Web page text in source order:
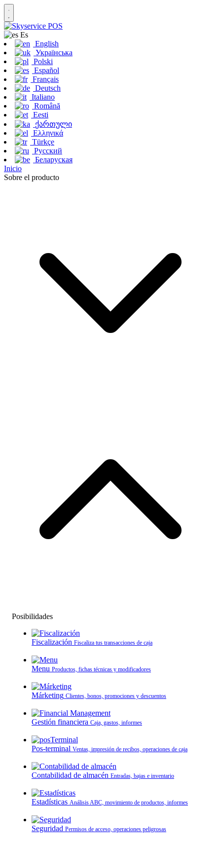
Es
English
Українська
Polski
Español
Français
Deutsch
Italiano
Română
Eesti
ქართული
Ελληνικά
Türkçe
Русский
Беларуская
Inicio
Sobre el producto
Posibilidades
Fiscalización Fiscaliza tus transacciones de caja
Menu Productos, fichas técnicas y modificadores
Márketing Clientes, bonos, promociones y descuentos
Gestión financiera Caja, gastos, informes
Pos-terminal Ventas, impresión de recibos, operaciones de caja
Contabilidad de almacén Entradas, bajas e inventario
Estadísticas Análisis ABC, movimiento de productos, informes
Seguridad Permisos de acceso, operaciones peligrosas